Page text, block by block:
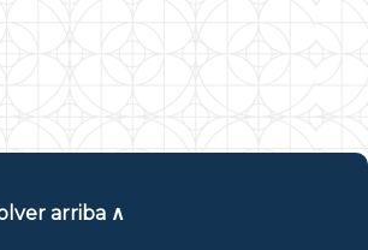
arriba ∧